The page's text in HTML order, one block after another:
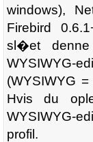
windows),
Firebird
sl�et
WYSIWYG-
(WYSIWYG
Hvis du
WYSIWYG-
profil.